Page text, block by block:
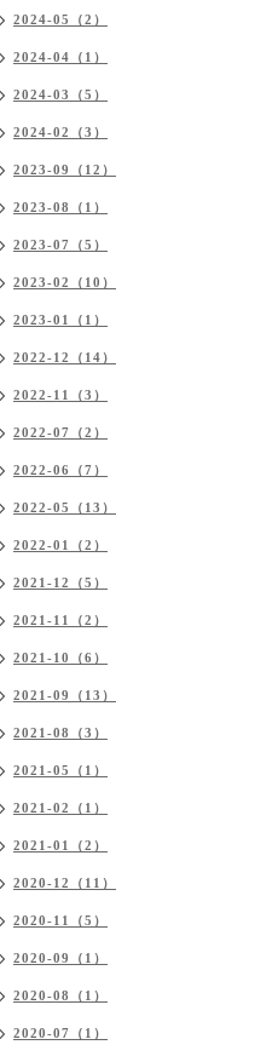
2024-05（2）
2024-04（1）
2024-03（5）
2024-02（3）
2023-09（12）
2023-08（1）
2023-07（5）
2023-02（10）
2023-01（1）
2022-12（14）
2022-11（3）
2022-07（2）
2022-06（7）
2022-05（13）
2022-01（2）
2021-12（5）
2021-11（2）
2021-10（6）
2021-09（13）
2021-08（3）
2021-05（1）
2021-02（1）
2021-01（2）
2020-12（11）
2020-11（5）
2020-09（1）
2020-08（1）
2020-07（1）